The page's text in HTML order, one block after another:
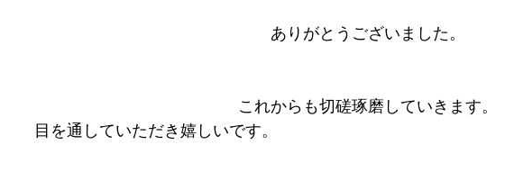
ありがとうございました。
これからも切磋琢磨していきます。
目を通していただき嬉しいです。